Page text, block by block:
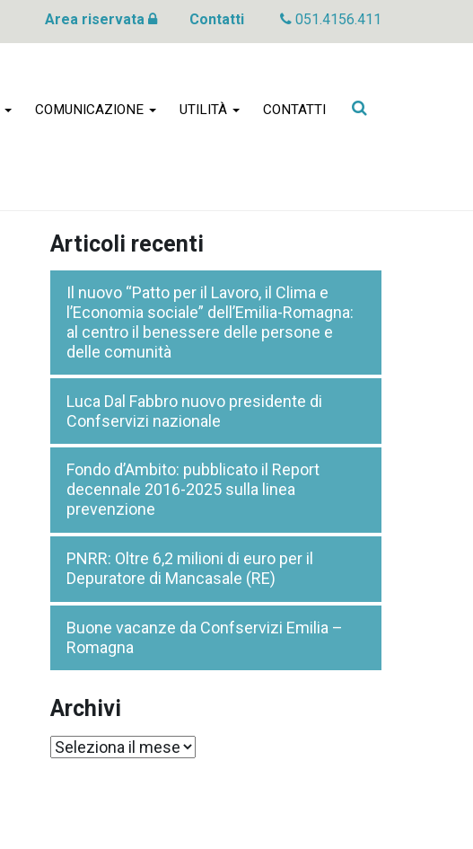
Area riservata Contatti 051.4156.411
COMUNICAZIONE UTILITÀ CONTATTI
Cerca
Articoli recenti
Il nuovo “Patto per il Lavoro, il Clima e
l’Economia sociale” dell’Emilia-Romagna:
al centro il benessere delle persone e
delle comunità
Luca Dal Fabbro nuovo presidente di
Confservizi nazionale
Fondo d’Ambito: pubblicato il Report
decennale 2016-2025 sulla linea
prevenzione
PNRR: Oltre 6,2 milioni di euro per il
Depuratore di Mancasale (RE)
Buone vacanze da Confservizi Emilia –
Romagna
Archivi
Archivi